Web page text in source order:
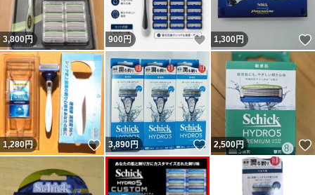
3,800円 900円 いいね！
1,300円
1,280円 いいね！
3,890円 いいね！
2,500円